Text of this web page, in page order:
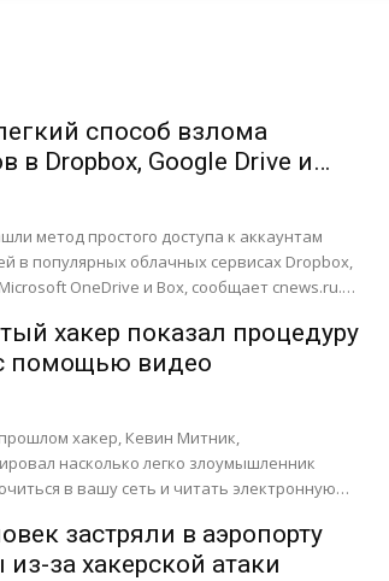
способ взлома
в Dropbox, Google Drive и
метод простого доступа к аккаунтам
в популярных облачных сервисах Dropbox,
OneDrive и Box, сообщает cnews.ru.
хакер показал процедуру
помощью видео
хакер, Кевин Митник,
насколько легко злоумышленник
в вашу сеть и читать электронную
застряли в аэропорту
за хакерской атаки